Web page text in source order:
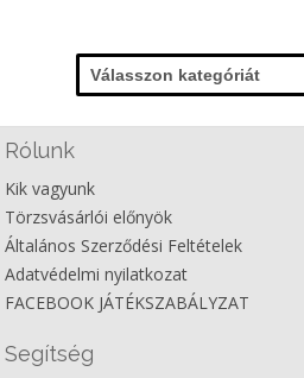
Válasszon kategóriát
Rólunk
Kik vagyunk
Törzsvásárlói előnyök
Általános Szerződési Feltételek
Adatvédelmi nyilatkozat
FACEBOOK JÁTÉKSZABÁLYZAT
Segítség